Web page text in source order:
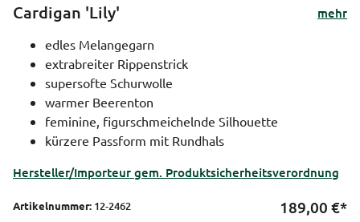
Cardigan 'Lily'
mehr
edles Melangegarn
extrabreiter Rippenstrick
supersofte Schurwolle
warmer Beerenton
feminine, figurschmeichelnde Silhouette
kürzere Passform mit Rundhals
Hersteller/Importeur gem. Produktsicherheitsverordnung
Artikelnummer: 12-2462 189,00 €*